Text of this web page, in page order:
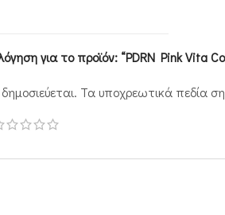
για το προϊόν: “PDRN Pink Vita
Τα υποχρεωτικά πεδία